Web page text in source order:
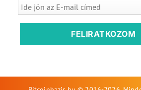
FELIRATKOZOM